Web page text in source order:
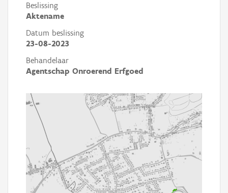
Beslissing
Aktename
Datum beslissing
23-08-2023
Behandelaar
Agentschap Onroerend Erfgoed